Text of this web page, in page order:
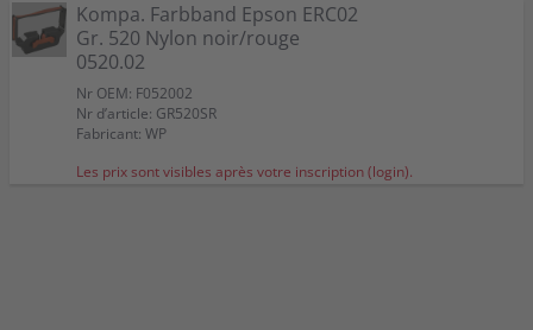
Kompa. Farbband Epson ERC02
Gr. 520 Nylon noir/rouge
0520.02
Nr OEM: F052002
Nr d’article: GR520SR
Fabricant: WP
Les prix sont visibles après votre inscription (login).